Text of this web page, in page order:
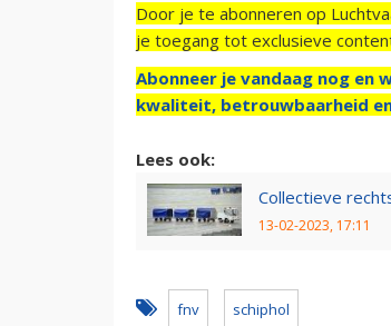
Door je te abonneren op
je toegang tot exclusieve
Abonneer je vandaag nog en
kwaliteit, betrouwbaarheid
Lees ook:
Collectieve
13-02-2023, 17:11
fnv schiphol